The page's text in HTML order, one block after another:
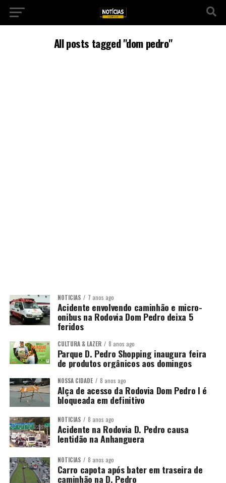
All posts tagged "dom pedro"
NOTÍCIAS 7 anos ago
Acidente envolvendo caminhão e micro-
onibus na Rodovia Dom Pedro deixa 5
feridos
CULTURA & LAZER 8 anos ago
Parque D. Pedro Shopping inaugura feira
de produtos orgânicos aos domingos
NOSSA CIDADE 8 anos ago
Alça de acesso da Rodovia Dom Pedro I é
bloqueada em definitivo
NOTÍCIAS 8 anos ago
Acidente na Rodovia D. Pedro causa
lentidão na Anhanguera
NOTÍCIAS 8 anos ago
Carro capota após bater em traseira de
caminhão na D. Pedro